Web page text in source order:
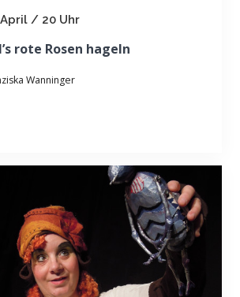
/ 20 Uhr
rote Rosen hageln
Wanninger